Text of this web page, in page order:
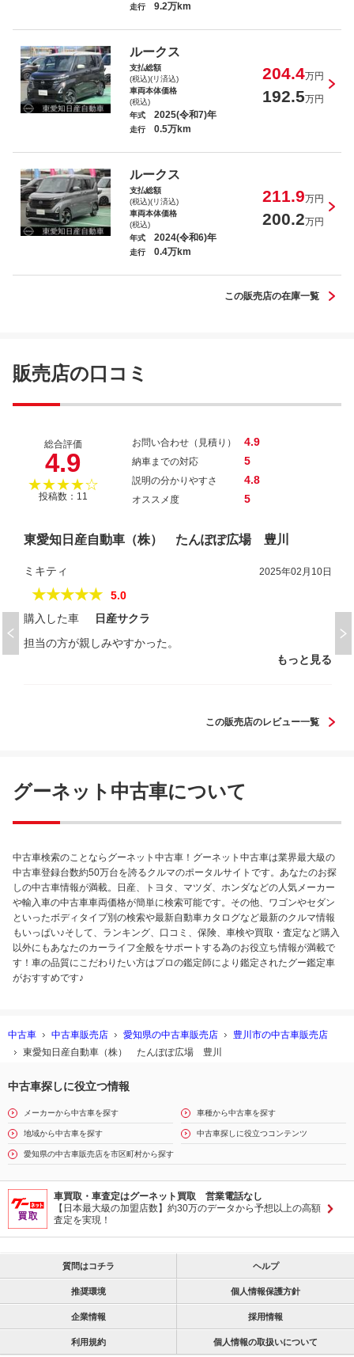
ション ２列車 ４ＷＤ
セレナ １．２ ｅ－ＰＯＷＥＲ ハイウェ
走行 9.2万km
ルークス
支払総額
(税込)(リ済込)
204.4万円
車両本体価格
(税込)
192.5万円
年式 2025(令和7)年
走行 0.5万km
ルークス
支払総額
(税込)(リ済込)
211.9万円
車両本体価格
(税込)
200.2万円
年式 2024(令和6)年
走行 0.4万km
この販売店の在庫一覧
販売店の口コミ
総合評価
4.9
★★★★☆
投稿数：11
お問い合わせ（見積り） 4.9
納車までの対応 5
説明の分かりやすさ 4.8
オススメ度 5
東愛知日産自動車（株） たんぽぽ広場 豊川
ミキティ 2025年02月10日
★★★★★
5.0
購入した車
日産サクラ
担当の方が親しみやすかった。
もっと見る
この販売店のレビュー一覧
グーネット中古車について
中古車検索のことならグーネット中古車！グーネット中古車は業界最大級の
中古車登録台数約50万台を誇るクルマのポータルサイトです。あなたのお探
しの中古車情報が満載。日産、トヨタ、マツダ、ホンダなどの人気メーカー
や輸入車の中古車車両価格が簡単に検索可能です。その他、ワゴンやセダン
といったボディタイプ別の検索や最新自動車カタログなど最新のクルマ情報
もいっぱい♪そして、ランキング、口コミ、保険、車検や買取・査定など購入
以外にもあなたのカーライフ全般をサポートする為のお役立ち情報が満載で
す！車の品質にこだわりたい方はプロの鑑定師により鑑定されたグー鑑定車
がおすすめです♪
中古車 中古車販売店 愛知県の中古車販売店
豊川市の中古車販売店
東愛知日産自動車（株） たんぽぽ広場 豊川
中古車探しに役立つ情報
メーカーから中古車を探す 車種から中古車を探す
地域から中古車を探す 中古車探しに役立つコンテンツ
愛知県の中古車販売店を市区町村から探す
車買取・車査定はグーネット買取 営業電話なし
【日本最大級の加盟店数】約30万のデータから予想以上の高額
査定を実現！
質問はコチラ ヘルプ
推奨環境 個人情報保護方針
企業情報 採用情報
利用規約 個人情報の取扱いについて